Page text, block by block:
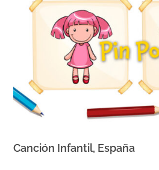
Canción Infantil, España